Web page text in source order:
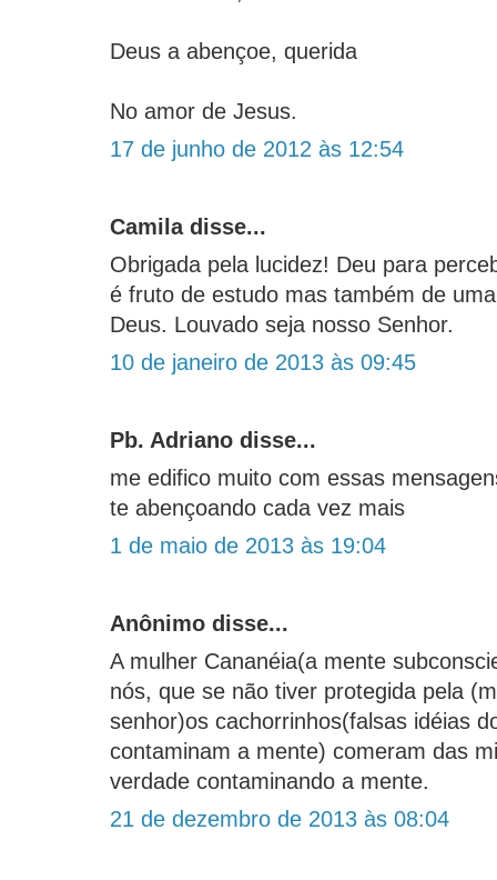
Deus a abençoe, querida
No amor de Jesus.
17 de junho de 2012 às 12:54
Camila disse...
Obrigada pela lucidez! Deu para
é fruto de estudo mas também de
Deus. Louvado seja nosso Senhor.
10 de janeiro de 2013 às 09:45
Pb. Adriano disse...
me edifico muito com essas
te abençoando cada vez mais
1 de maio de 2013 às 19:04
Anônimo disse...
A mulher Cananéia(a mente
nós, que se não tiver protegida pela
senhor)os cachorrinhos(falsas idéias
contaminam a mente) comeram das
verdade contaminando a mente.
21 de dezembro de 2013 às 08:04